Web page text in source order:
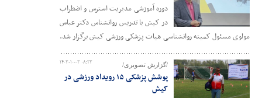
دوره آموزشی مدیریت استرس و اضطراب
در کیش با تدریس روانشناس دکتر عباس
مولوی مسئول کمیته روانشناسی هیات پزشکی ورزشی کیش برگزار شد.
۱۴۰۳-۱۰-۰۳ ۰۸:۲۳ /گزارش تصویری/
پوشش پزشکی ۱۵ رویداد ورزشی در
کیش